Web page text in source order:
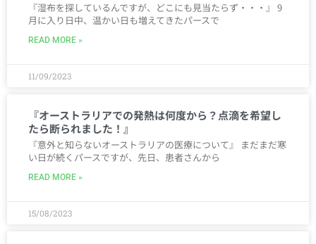
『湿布を探しているんですが、どこにも見当たらず・・・』 9
月に入り日中、温かい日も増えてきたパースで
READ MORE »
11/09/2023
『オーストラリアでの発熱は何度から？点滴を希望し
たら断られました！』
『意外と知らないオーストラリアの医療について』 まだまだ寒
い日が続くパースですが、先日、患者さんから
READ MORE »
15/08/2023